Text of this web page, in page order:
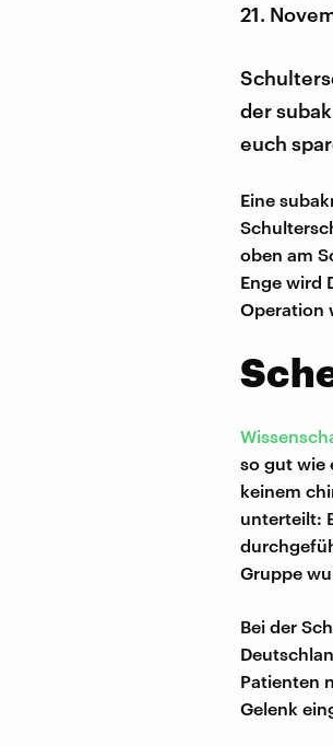
21.
der
euch
Eine
oben am
Enge wird
Operation
so gut wie
keinem
unterteilt:
Gruppe
Bei der
Patienten
Gelenk